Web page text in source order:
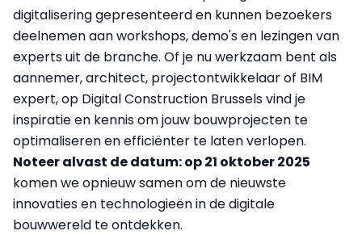
digitalisering gepresenteerd en kunnen bezoekers
deelnemen aan workshops, demo's en lezingen van
experts uit de branche. Of je nu werkzaam bent als
aannemer, architect, projectontwikkelaar of BIM
expert, op Digital Construction Brussels vind je
inspiratie en kennis om jouw bouwprojecten te
optimaliseren en efficiënter te laten verlopen.
Noteer alvast de datum: op 21 oktober 2025
komen we opnieuw samen om de nieuwste
innovaties en technologieën in de digitale
bouwwereld te ontdekken.